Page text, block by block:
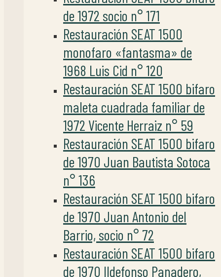
de 1972 socio n° 171
Restauración SEAT 1500
monofaro «fantasma» de
1968 Luis Cid n° 120
Restauración SEAT 1500 bifaro
maleta cuadrada familiar de
1972 Vicente Herraiz n° 59
Restauración SEAT 1500 bifaro
de 1970 Juan Bautista Sotoca
n° 136
Restauración SEAT 1500 bifaro
de 1970 Juan Antonio del
Barrio, socio n° 72
Restauración SEAT 1500 bifaro
de 1970 Ildefonso Panadero,